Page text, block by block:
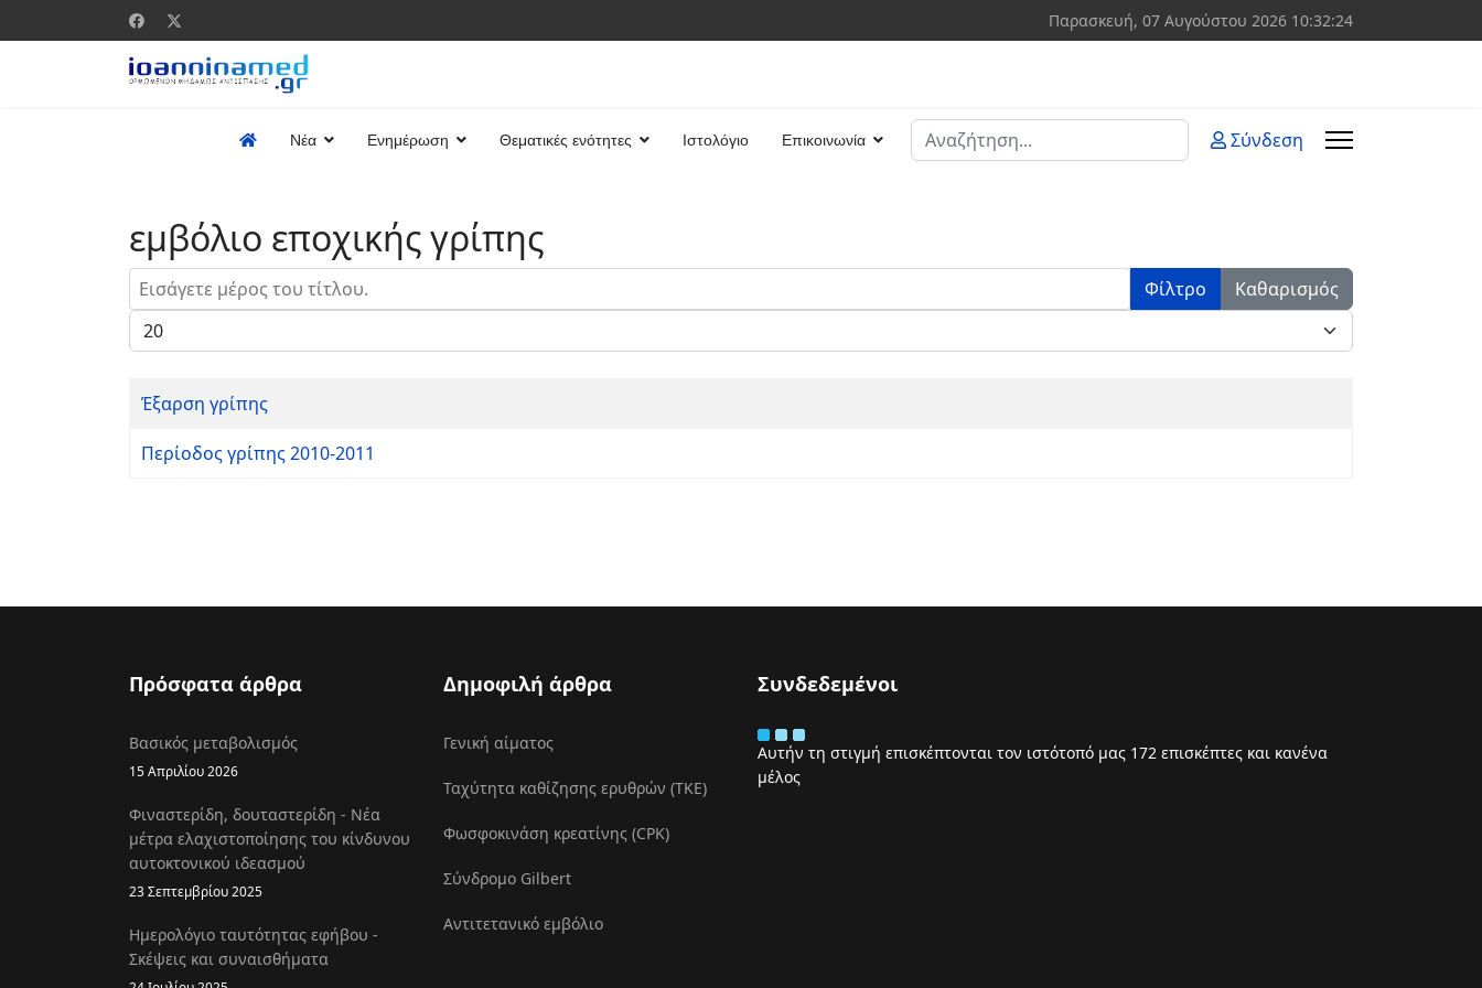
Παρασκευή, 07 Αυγούστου 2026 10:32:24
Νέα Ενημέρωση Θεματικές ενότητες Ιστολόγιο Επικοινωνία
Αναζήτηση
Σύνδεση
εμβόλιο εποχικής γρίπης
Εισάγετε μέρος του τίτλου. Φίλτρο
Καθαρισμός
Εμφάνιση #
Έξαρση γρίπης
Περίοδος γρίπης 2010-2011
Πρόσφατα άρθρα
Βασικός μεταβολισμός
15 Απριλίου 2026
Φιναστερίδη, δουταστερίδη - Νέα
μέτρα ελαχιστοποίησης του κίνδυνου
αυτοκτονικού ιδεασμού
23 Σεπτεμβρίου 2025
Ημερολόγιο ταυτότητας εφήβου -
Σκέψεις και συναισθήματα
Δημοφιλή άρθρα
Γενική αίματος
Ταχύτητα καθίζησης ερυθρών (ΤΚΕ)
Φωσφοκινάση κρεατίνης (CPK)
Σύνδρομο Gilbert
Αντιτετανικό εμβόλιο
Συνδεδεμένοι
Αυτήν τη στιγμή επισκέπτονται τον ιστότοπό μας 172 επισκέπτες και κανένα
μέλος